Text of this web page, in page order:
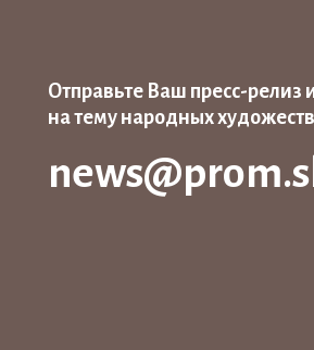
Отправьте Ваш пресс-релиз
на тему народных
news@prom.sl